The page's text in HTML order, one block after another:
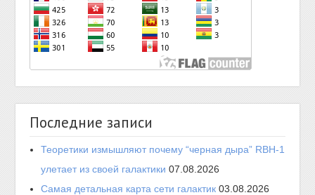
Последние записи
Теоретики измышляют почему “черная дыра” RBH-1
улетает из своей галактики 07.08.2026
Самая детальная карта сети галактик 03.08.2026